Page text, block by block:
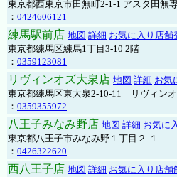
東京都西東京市田無町2-1-1 アスタ田無
： 0424606121
練馬駅前店 地図 詳細 お気に入り店舗
東京都練馬区練馬1丁目3-10 2階
： 0359123081
リヴィンオズ大泉店 地図 詳細 お気
東京都練馬区東大泉2-10-11 リヴィン
： 0359355972
八王子みなみ野店 地図 詳細 お気に
東京都八王子市みなみ野１丁目２-１
： 0426322620
西八王子店 地図 詳細 お気に入り店舗